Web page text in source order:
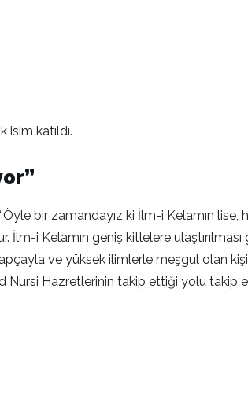
katıldı.
bir zamandayız ki İlm-i Kelamın
i Kelamın geniş kitlelere
ve yüksek ilimlerle meşgul olan
Hazretlerinin takip ettiği yolu takip